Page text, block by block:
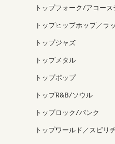
トップフォーク/アコース
トップヒップホップ／ラ
トップジャズ
トップメタル
トップポップ
トップR&B/ソウル
トップロック/パンク
トップワールド／スピリ